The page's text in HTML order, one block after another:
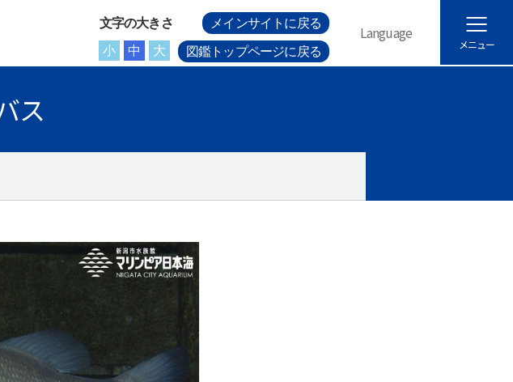
文字の大きさ
小
中 大
メインサイトに戻る
図鑑トップページに戻る
Language
メニュー
ス